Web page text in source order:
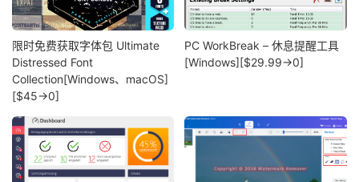
限时免费获取字体包 Ultimate
Distressed Font
Collection[Windows、macOS]
[$45→0]
PC WorkBreak – 休息提醒工具
[Windows][$29.99→0]